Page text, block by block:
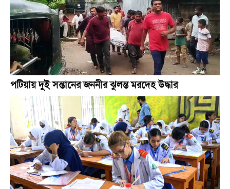
পটিয়ায় দুই সন্তানের জননীর ঝুলন্ত মরদেহ উদ্ধার